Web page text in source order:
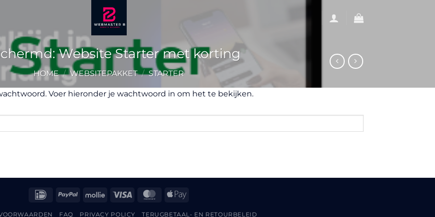
Website Starter met korting
HOME / WEBSITEPAKKET / STARTER
Voer hieronder je wachtwoord in om het te bekijken.
IDeal PayPal Mollie Visa MasterCardApple
FAQ PRIVACY POLICY TERUGBETAAL- EN RETOURBELEID